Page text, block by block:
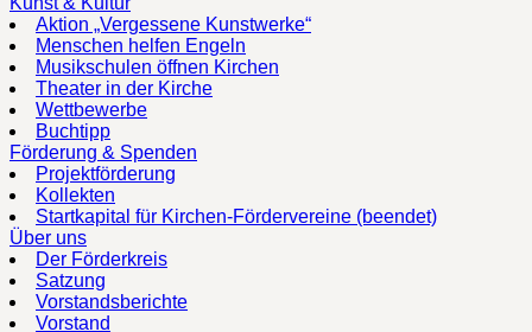
Aktion „Vergessene Kunstwerke“
Menschen helfen Engeln
Musikschulen öffnen Kirchen
Theater in der Kirche
Wettbewerbe
Buchtipp
Förderung & Spenden
Projektförderung
Kollekten
Startkapital für Kirchen-Fördervereine (beendet)
Über uns
Der Förderkreis
Satzung
Vorstandsberichte
Vorstand